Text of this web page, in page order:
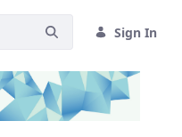
Sign In